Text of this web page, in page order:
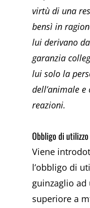
virtù di una
bensì in
lui derivano
garanzia
lui solo la
dell’animale
reazioni.
Obbligo di
Viene
l’obbligo di
guinzaglio
superiore a